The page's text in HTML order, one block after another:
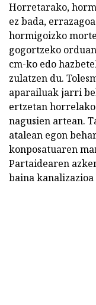
Horretarako,
ez bada,
hormigoizko
gogortzeko
cm-ko edo
zulatzen du.
aparailuak jarri
ertzetan
nagusien artean.
atalean egon
konposatuaren
Partaidearen
baina